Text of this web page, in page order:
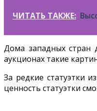
ЧИТАТЬ ТАКЖЕ:
Дома западных стран
аукционах такие
За редкие статуэтки
ценность статуэтки